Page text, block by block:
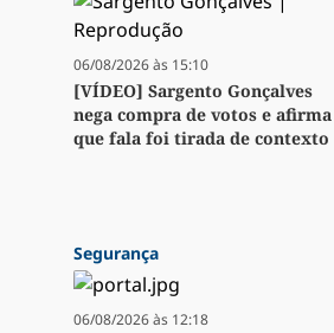
06/08/2026 às 15:10
[VÍDEO] Sargento Gonçalves
nega compra de votos e afirma
que fala foi tirada de contexto
Segurança
06/08/2026 às 12:18